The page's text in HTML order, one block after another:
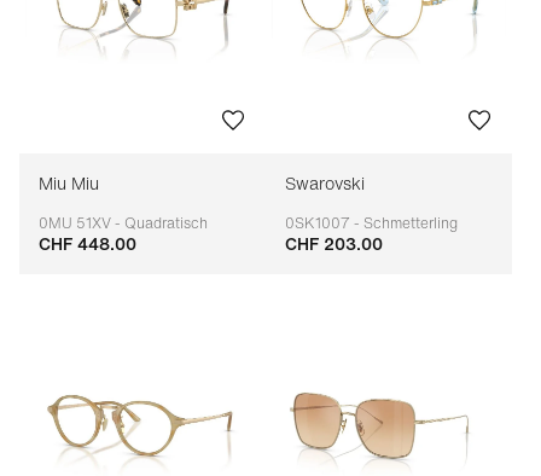
Miu Miu
0MU 51XV - Quadratisch
Anpassbar
CHF 448.00
Swarovski
0SK1007 - Schmetterling
Anpassbar
CHF 203.00